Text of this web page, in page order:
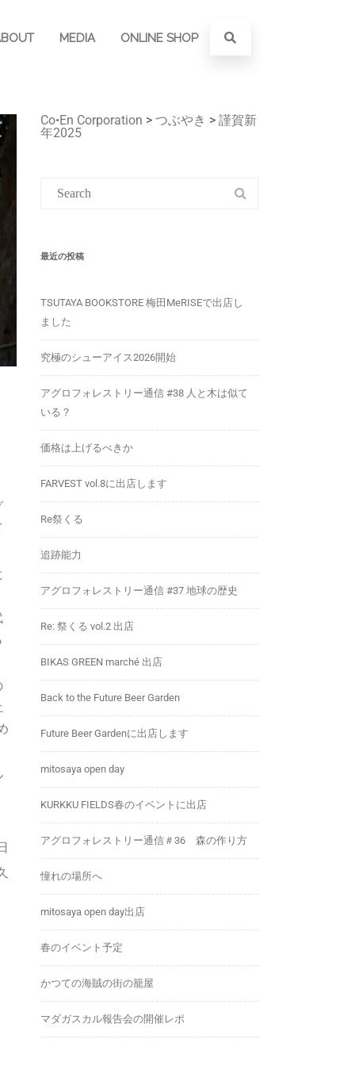
MEDIA ONLINE SHOP
Co•En Corporation > つぶやき > 謹賀新
年2025
最近の投稿
TSUTAYA BOOKSTORE 梅田MeRISEで出店し
ました
究極のシューアイス2026開始
アグロフォレストリー通信 #38 人と木は似て
いる？
価格は上げるべきか
FARVEST vol.8に出店します
Re祭くる
追跡能力
アグロフォレストリー通信 #37 地球の歴史
Re: 祭くる vol.2 出店
BIKAS GREEN marché 出店
Back to the Future Beer Garden
Future Beer Gardenに出店します
mitosaya open day
KURKKU FIELDS春のイベントに出店
アグロフォレストリー通信＃36 森の作り方
憧れの場所へ
mitosaya open day出店
春のイベント予定
かつての海賊の街の籠屋
マダガスカル報告会の開催レポ